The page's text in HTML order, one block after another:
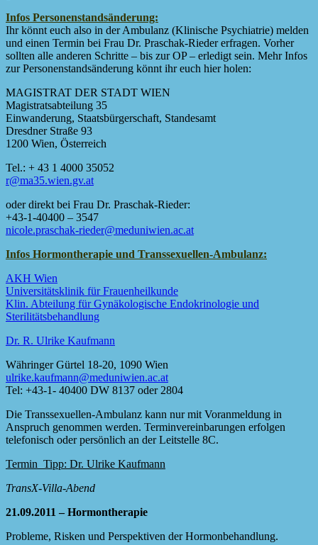
Infos Personenstandsänderung:
Ihr könnt euch also in der Ambulanz (Klinische Psychiatrie) melden
und einen Termin bei Frau Dr. Praschak-Rieder erfragen. Vorher
sollten alle anderen Schritte – bis zur OP – erledigt sein. Mehr Infos
zur Personenstandsänderung könnt ihr euch hier holen:
MAGISTRAT DER STADT WIEN
Magistratsabteilung 35
Einwanderung, Staatsbürgerschaft, Standesamt
Dresdner Straße 93
1200 Wien, Österreich
Tel.: + 43 1 4000 35052
r@ma35.wien.gv.at
oder direkt bei Frau Dr. Praschak-Rieder:
+43-1-40400 – 3547
nicole.praschak-rieder@meduniwien.ac.at
Infos Hormontherapie und Transsexuellen-Ambulanz:
AKH Wien
Universitätsklinik für Frauenheilkunde
Klin. Abteilung für Gynäkologische Endokrinologie und
Sterilitätsbehandlung
Dr. R. Ulrike Kaufmann
Währinger Gürtel 18-20, 1090 Wien
ulrike.kaufmann@meduniwien.ac.at
Tel: +43-1- 40400 DW 8137 oder 2804
Die Transsexuellen-Ambulanz kann nur mit Voranmeldung in
Anspruch genommen werden. Terminvereinbarungen erfolgen
telefonisch oder persönlich an der Leitstelle 8C.
Termin_Tipp: Dr. Ulrike Kaufmann
TransX-Villa-Abend
21.09.2011 – Hormontherapie
Probleme, Risken und Perspektiven der Hormonbehandlung.